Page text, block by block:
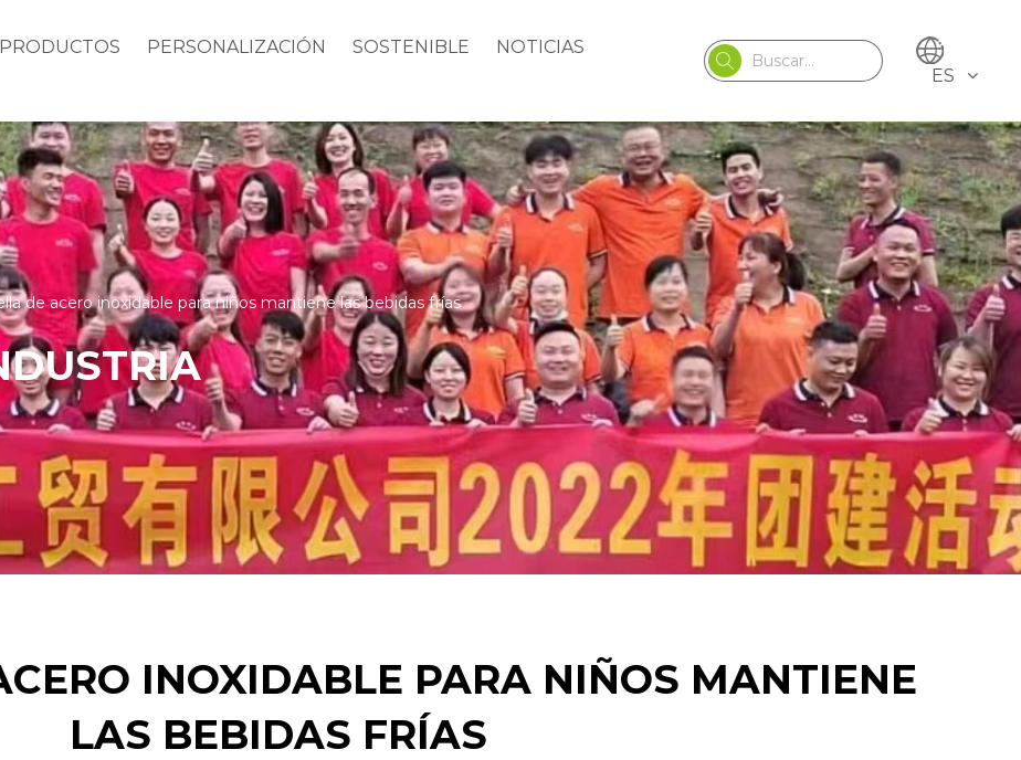
PRODUCTOS PERSONALIZACIÓN SOSTENIBLE
NOTICIAS
ES
de acero inoxidable para niños mantiene las bebidas frías
INOXIDABLE PARA NIÑOS MANTIENE
LAS BEBIDAS FRÍAS